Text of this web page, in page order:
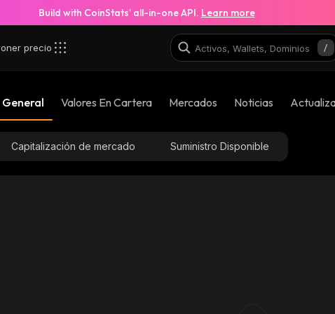
Build with CoinStats’ all-in-one API. Learn more
precio
Valores En Cartera Mercados Noticias
Capitalización de mercado Suministro Disponible